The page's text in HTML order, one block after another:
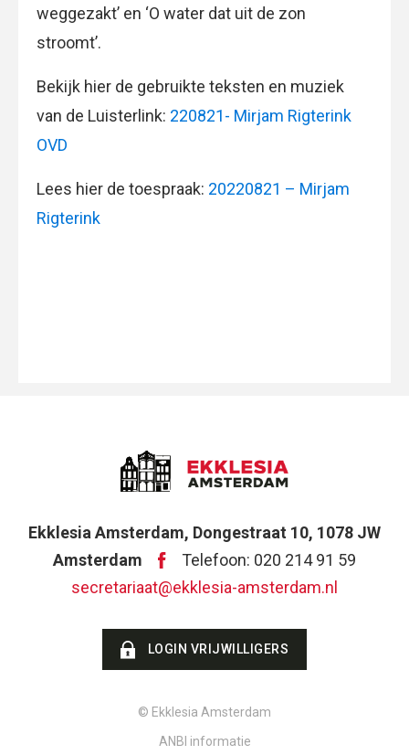
weggezakt’ en ‘O water dat uit de zon
stroomt’.
Bekijk hier de gebruikte teksten en muziek
van de Luisterlink: 220821- Mirjam Rigterink
OVD
Lees hier de toespraak: 20220821 – Mirjam
Rigterink
Ekklesia Amsterdam, Dongestraat 10, 1078 JW
Amsterdam
Telefoon: 020 214 91 59
secretariaat@ekklesia-amsterdam.nl
LOGIN VRIJWILLIGERS
© Ekklesia Amsterdam
ANBI informatie